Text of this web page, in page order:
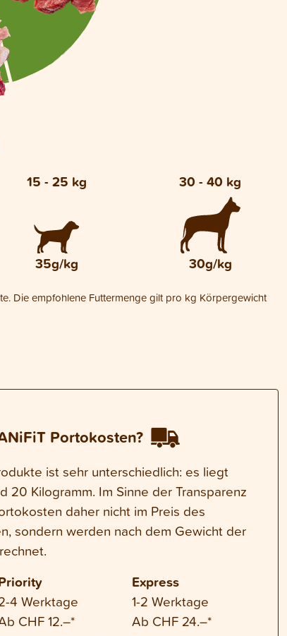
15 - 25 kg 30 - 40 kg
35g/kg 30g/kg
Die empfohlene Futtermenge gilt pro kg Körpergewicht
Portokosten?
ist sehr unterschiedlich: es liegt
20 Kilogramm. Im Sinne der Transparenz
daher nicht im Preis des
sondern werden nach dem Gewicht der
4 Werktage
CHF 12.–*
Express
1-2 Werktage
Ab CHF 24.–*